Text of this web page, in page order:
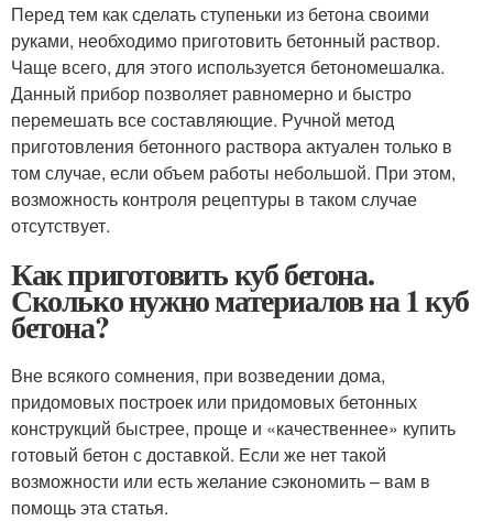
Перед тем как сделать ступеньки из бетона своими
руками, необходимо приготовить бетонный раствор.
Чаще всего, для этого используется бетономешалка.
Данный прибор позволяет равномерно и быстро
перемешать все составляющие. Ручной метод
приготовления бетонного раствора актуален только в
том случае, если объем работы небольшой. При этом,
возможность контроля рецептуры в таком случае
отсутствует.
Как приготовить куб бетона.
Сколько нужно материалов на 1 куб
бетона?
Вне всякого сомнения, при возведении дома,
придомовых построек или придомовых бетонных
конструкций быстрее, проще и «качественнее» купить
готовый бетон с доставкой. Если же нет такой
возможности или есть желание сэкономить – вам в
помощь эта статья.